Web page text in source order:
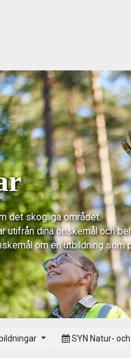
det skogliga området.
utifrån dina önskemål och
om en utbildning som
SYN Natur-